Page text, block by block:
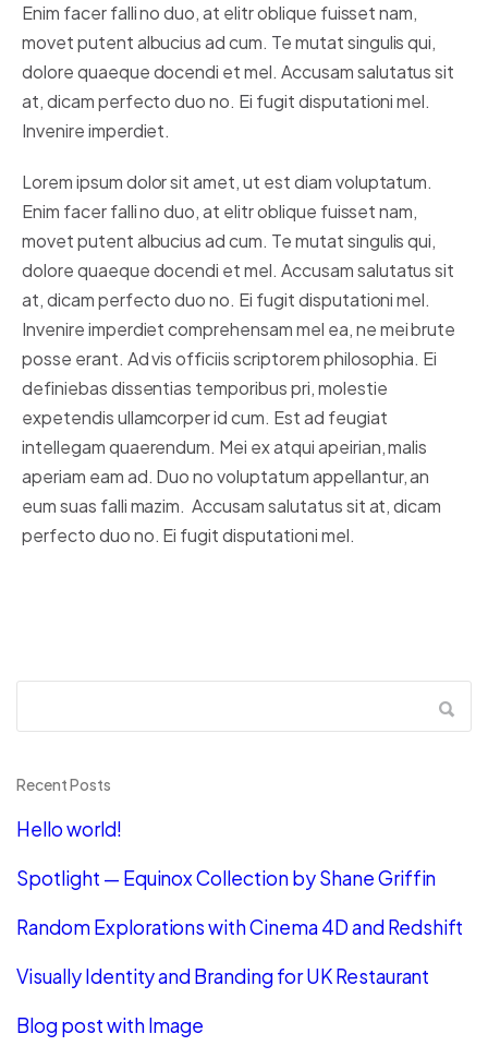
Enim facer falli no duo, at elitr oblique fuisset nam,
movet putent albucius ad cum. Te mutat singulis qui,
dolore quaeque docendi et mel. Accusam salutatus sit
at, dicam perfecto duo no. Ei fugit disputationi mel.
Invenire imperdiet.
Lorem ipsum dolor sit amet, ut est diam voluptatum.
Enim facer falli no duo, at elitr oblique fuisset nam,
movet putent albucius ad cum. Te mutat singulis qui,
dolore quaeque docendi et mel. Accusam salutatus sit
at, dicam perfecto duo no. Ei fugit disputationi mel.
Invenire imperdiet comprehensam mel ea, ne mei brute
posse erant. Ad vis officiis scriptorem philosophia. Ei
definiebas dissentias temporibus pri, molestie
expetendis ullamcorper id cum. Est ad feugiat
intellegam quaerendum. Mei ex atqui apeirian, malis
aperiam eam ad. Duo no voluptatum appellantur, an
eum suas falli mazim. Accusam salutatus sit at, dicam
perfecto duo no. Ei fugit disputationi mel.
Recent Posts
Hello world!
Spotlight — Equinox Collection by Shane Griffin
Random Explorations with Cinema 4D and Redshift
Visually Identity and Branding for UK Restaurant
Blog post with Image